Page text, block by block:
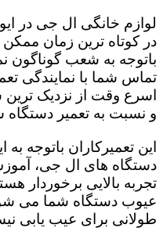
لوازم خانگی ال جی در
در کوتاه ترین زمان
باتوجه به شعب گوناگون
تماس شما با نمایندگی
اسرع وقت از نزدیک
و نسبت به تعمیر دستگاه
این تعمیرکاران باتوجه به
دستگاه های ال جی،
تجربه بالایی برخوردار
عیوب دستگاه شما می
طولانی برای عیب یابی